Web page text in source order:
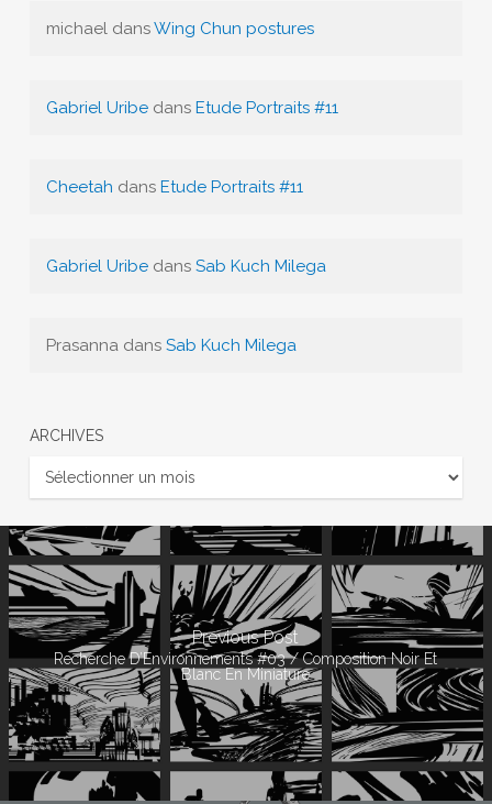
michaeldansWing Chun postures
Gabriel Uribedans Etude Portraits #11
Cheetah dans Etude Portraits #11
Gabriel Uribedans Sab Kuch Milega
Prasannadans Sab Kuch Milega
ARCHIVES
Archives
Previous Post
Recherche D’Environnements #03 / Composition Noir Et
Blanc En Miniature